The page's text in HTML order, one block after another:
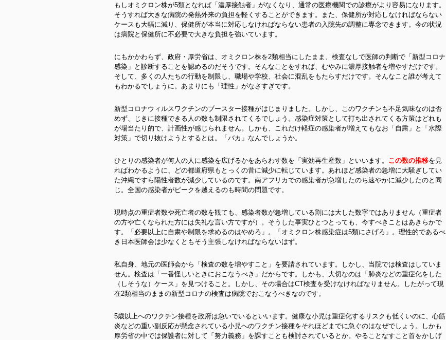
もしオミクロン株が5類となれば「濃厚接触者」がなくなり、通常の医療機関での診療がより容易になります。
そうすれば大きな病院の発熱外来の負担を軽くすることができます。また、保健所が対応しなければならない
ケースも大幅に減り、保健所が本当に対応しなければならない患者の入院先の調整に専念できます。今の状況
は病院と保健所に不必要で大きな負担を強いています。
にもかかわらず、政府・厚労省は、オミクロン株を2類相当にしたまま、検査なしで医師の判断で「新型コロナ
感染」と診断することを認めるのだそうです。そんなことをすれば、むやみに濃厚接触者を増やすだけです。
そして、多くの人たちの行動を制限し、職場や学校、社会に混乱をもたらすだけです。そんなこと誰が考えて
もわかるでしょうに。あまりにも「理性」がなさすぎです。
新型コロナウィルスワクチンのブースター接種がはじまりました。しかし、このワクチンも不足気味なのは否
めず、じきに接種できる人の数も制限されてくるでしょう。感染症対策として打ち出されてくる方策はどれも
が場当たり的で、計画性が感じられません。しかも、これだけ軽症の感染者が増えてもなお「自粛」と「水際
対策」で切り抜けようとするとは。「バカ」なんでしょうか。
ひとりの感染者が何人の人に感染を広げるかをあらわす数を「実効再生産数」といいます。 この数の推移を見
ればわかるように、どの都道府県もとっくの昔に減少に転じています。あれほど感染者の急増に大騒ぎしてい
た沖縄ですら陽性者数が減少しているのです。南アフリカでの感染者が急増したのち速やかに減少したのと同
じ。全国の感染者がピークを越えるのも時間の問題です。
現時点の重症者数や死亡者の数を観ても、感染者数が急増している割には大した数字ではありません（重症者
の方や亡くなられた方には失礼な言い方ですが）。そうした事実ひとつとっても、今すべきことはあきらかで
す。「必要以上に自粛や制限を求めるのはやめろ」。「オミクロン株感染症は5類にさげろ」。理性的であるべ
き日本医師会は少なくともそう主張しなければならないはず。
私自身、地元の医師会から「検査の数を増やすこと」を要請されています。しかし、当院では検査はしていま
せん。検査は「一番怪しいときにおこなうべき」だからです。しかも、大切なのは「肺炎などの重症化をした
（しそうな）ケース」を見つけること。しかし、その場合はCT検査を受けなければなりません。したがって現
在2類相当のままの新型コロナの検査は病院でおこなうべきなのです。
5歳以上へのワクチン接種を政府は急いでいるといいます。健康な小児は重症化するリスクも低くいのに、心筋
炎などの重い副反応が懸念されている小児へのワクチン接種をそれほどまでに急ぐのはなぜでしょう。しかも
厚労省の中では保護者に対して「努力義務」を課すことも検討されているとか。やることなすこと首をかしげ